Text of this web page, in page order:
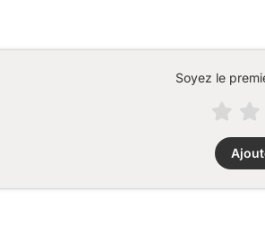
Soyez le